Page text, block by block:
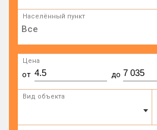
Населённый пункт
Цена
от до
Вид объекта